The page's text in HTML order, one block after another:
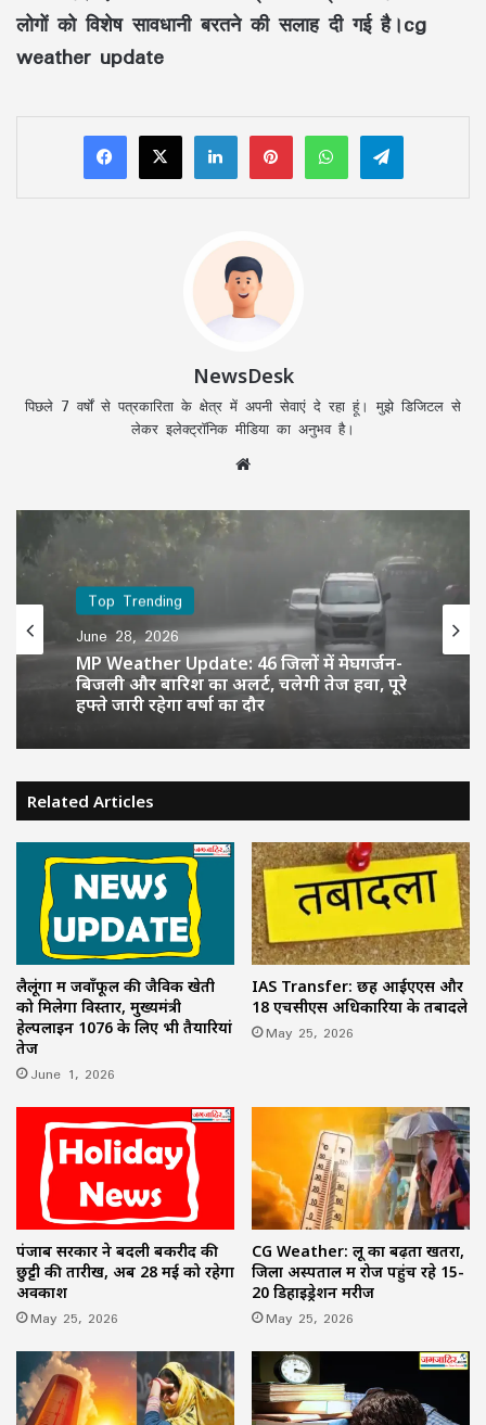
लोगों को विशेष सावधानी बरतने की सलाह दी गई है।cg
weather update
LinkedInPinterestWhatsAppTelegram
NewsDesk
पिछले 7 वर्षों से पत्रकारिता के क्षेत्र में अपनी सेवाएं दे रहा हूं। मुझे डिजिटल से
लेकर इलेक्ट्रॉनिक मीडिया का अनुभव है।
Top Trending
June 28, 2026
MP Weather Update: 46 जिलों में मेघगर्जन-
बिजली और बारिश का अलर्ट, चलेगी तेज हवा, पूरे
हफ्ते जारी रहेगा वर्षा का दौर
Related Articles
लैलूंगा में जवाँफूल की जैविक खेती
को मिलेगा विस्तार, मुख्यमंत्री
हेल्पलाइन 1076 के लिए भी तैयारियां
तेज
June 1, 2026
IAS Transfer: छह आईएएस और
18 एचसीएस अधिकारियों के तबादले
May 25, 2026
पंजाब सरकार ने बदली बकरीद की
छुट्टी की तारीख, अब 28 मई को रहेगा
अवकाश
May 25, 2026
CG Weather: लू का बढ़ता खतरा,
जिला अस्पताल में रोज पहुंच रहे 15-
20 डिहाइड्रेशन मरीज
May 25, 2026